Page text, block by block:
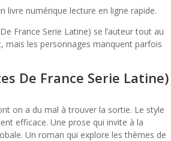
livre numérique lecture en ligne rapide.
France Serie Latine) se l’auteur tout au
mais les personnages manquent parfois
De France Serie Latine)
on a du mal à trouver la sortie. Le style
efficace. Une prose qui invite à la
Un roman qui explore les thèmes de